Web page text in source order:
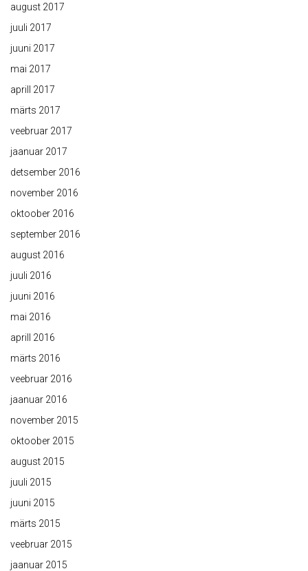
august 2017
juuli 2017
juuni 2017
mai 2017
aprill 2017
märts 2017
veebruar 2017
jaanuar 2017
detsember 2016
november 2016
oktoober 2016
september 2016
august 2016
juuli 2016
juuni 2016
mai 2016
aprill 2016
märts 2016
veebruar 2016
jaanuar 2016
november 2015
oktoober 2015
august 2015
juuli 2015
juuni 2015
märts 2015
veebruar 2015
jaanuar 2015